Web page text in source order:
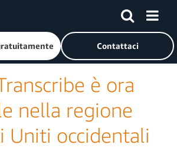
tornare alla home page di Amazon Web
Contattaci
è ora
nella regione
Uniti occidentali